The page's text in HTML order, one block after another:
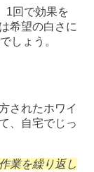
1回で効果を
希望の白さに
しょう。
されたホワイ
、自宅でじっ
業を繰り返し